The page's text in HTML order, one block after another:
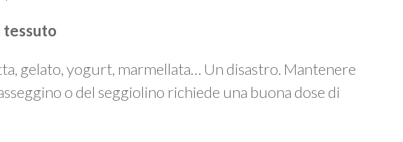
tessuto
gelato, yogurt, marmellata… Un disastro. Mantenere
o del seggiolino richiede una buona dose di